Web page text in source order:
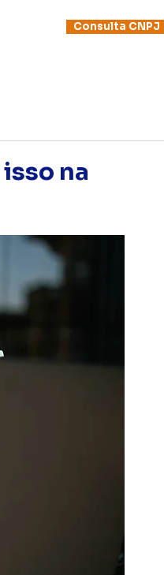
Consulta CNPJ
na